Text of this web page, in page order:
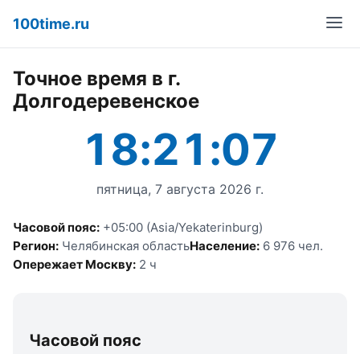
100time.ru
Точное время в г.
Долгодеревенское
18:21:07
пятница, 7 августа 2026 г.
Часовой пояс: +05:00 (Asia/Yekaterinburg)
Регион: Челябинская областьНаселение: 6 976 чел.
Опережает Москву: 2 ч
Часовой пояс